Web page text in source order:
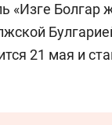
«Изге
21 мая и